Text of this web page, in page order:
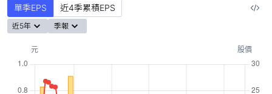
單季EPS 近4季累積EPS
近5年 季報